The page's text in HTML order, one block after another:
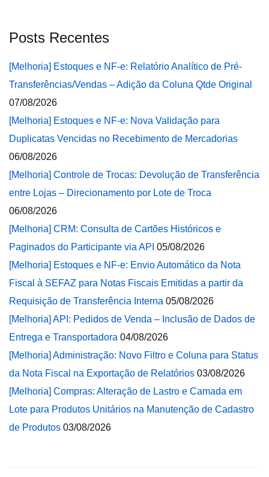
Posts Recentes
[Melhoria] Estoques e NF-e: Relatório Analítico de Pré-
Transferências/Vendas – Adição da Coluna Qtde Original
07/08/2026
[Melhoria] Estoques e NF-e: Nova Validação para
Duplicatas Vencidas no Recebimento de Mercadorias
06/08/2026
[Melhoria] Controle de Trocas: Devolução de Transferência
entre Lojas – Direcionamento por Lote de Troca
06/08/2026
[Melhoria] CRM: Consulta de Cartões Históricos e
Paginados do Participante via API 05/08/2026
[Melhoria] Estoques e NF-e: Envio Automático da Nota
Fiscal à SEFAZ para Notas Fiscais Emitidas a partir da
Requisição de Transferência Interna 05/08/2026
[Melhoria] API: Pedidos de Venda – Inclusão de Dados de
Entrega e Transportadora 04/08/2026
[Melhoria] Administração: Novo Filtro e Coluna para Status
da Nota Fiscal na Exportação de Relatórios 03/08/2026
[Melhoria] Compras: Alteração de Lastro e Camada em
Lote para Produtos Unitários na Manutenção de Cadastro
de Produtos 03/08/2026